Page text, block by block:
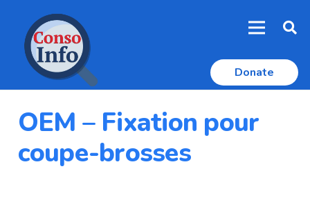
Donate
OEM – Fixation pour
coupe-brosses